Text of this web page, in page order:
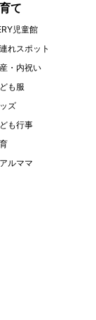
て
児童館
れスポット
・内祝い
も服
ズ
も行事
ルママ